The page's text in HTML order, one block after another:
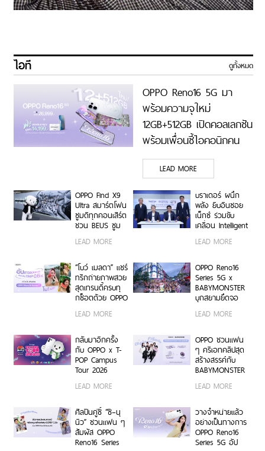
ไอที ดูทั้งหมด
OPPO Reno16 5G มา
พร้อมความจุใหม่
12GB+512GB เปิดคอลเลกชัน
พร้อมเพื่อนซี้ไอคอนิกคน
ล่าสุด Pingu Limited
Edition เติมความน่ารักทุก
โมเมนต์ เริ่ม 7 ส.ค. 69
LEAD MORE
OPPO Find X9
Ultra สมาร์ตโฟน
ซูมดีทุกคอนเสิร์ต
ชวน BEUS ซูม
เก็บทุกโมเมนต์
ความสนุกสุดคม
BUS LIGHT AS
ONE
LEAD MORE
บราเดอร์ ผนึก
พลัง ยิบอินซอย
เน็กซ์ ร่วมขับ
เคลื่อน Intelligent
Transformation
Platform ยก
ระดับการจัดการ
ข้อมูลสู่ยุค
Digital-First
Enterprise
LEAD MORE
“โบว์ เมลดา” แชร์
ทริกถ่ายภาพสวย
สุดเทรนดี้ครบทุ
กช็อตด้วย OPPO
5G
LEAD MORE
OPPO Reno16
Series 5G x
BABYMONSTER
บุกสยามยึดจอ
บันดาลใจให้ทุก
เองได้เต็มที่ ผ่าน
OPPO K-POP
Star Random
Dance พร้อม
คลูซีฟ
LEAD MORE
กลับมาอีกครั้ง
กับ OPPO x T-
POP Campus
Tour 2026
สนุก บุก 6 รั้ว
ประเทศ ชวนเหล่า
นักศึกษา มา
Make Your
Moment กับ
LEAD MORE
OPPO ชวนแฟน
ๆ ครีเอทคลิปสุด
สร้างสรรค์กับ
BABYMONSTER
คอนเสิร์ตโซน VIP
Edition Gift Box
สุดเอ็กซ์คลูซีฟ
ร่วมสนุกได้ตั้งแต่
6 ก.ค. – 17 ส.ค.
LEAD MORE
ศิลปินคู่ซี้ “ซี–นุ
นิว” ชวนแฟน ๆ
สัมผัส OPPO
Reno16 Series
วางจำหน่ายแล้ว
อย่างเป็นทางการ
OPPO Reno16
Series 5G อัป